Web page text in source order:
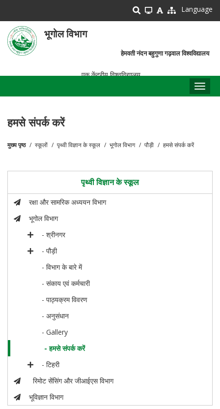
main
content
Language
भूगोल विभाग
हेमवती नंदन बहुगुणा गढ़वाल विश्वविद्यालय
एक केंद्रीय विश्वविद्यालय
हमसे संपर्क करें
मुख्य पृष्ठ स्कूलों पृथ्वी विज्ञान के स्कूल भूगोल विभाग पौड़ी हमसे संपर्क करें
पृथ्वी विज्ञान के स्कूल
रक्षा और सामरिक अध्ययन विभाग
भूगोल विभाग
- श्रीनगर
- पौड़ी
- विभाग के बारे में
- संकाय एवं कर्मचारी
- पाठ्यक्रम विवरण
- अनुसंधान
- Gallery
- हमसे संपर्क करें
- टिहरी
रिमोट सेंसिंग और जीआईएस विभाग
भूविज्ञान विभाग